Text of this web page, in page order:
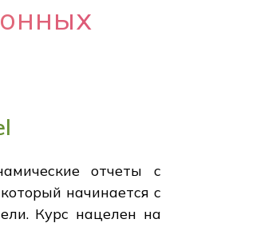
отчеты с
начинается с
Курс нацелен на